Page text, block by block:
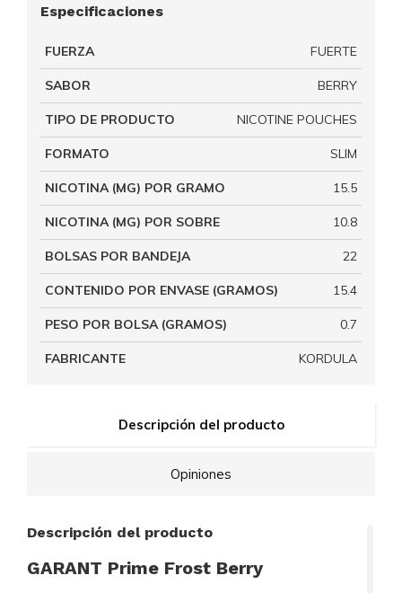
Descripción del producto
Opiniones
Descripción del producto
GARANT Prime Frost Berry
Especificaciones
FUERZA FUERTE
SABOR BERRY
TIPO DE PRODUCTO NICOTINE POUCHES
FORMATO SLIM
NICOTINA (MG) POR GRAMO 15.5
NICOTINA (MG) POR SOBRE 10.8
BOLSAS POR BANDEJA 22
CONTENIDO POR ENVASE (GRAMOS) 15.4
PESO POR BOLSA (GRAMOS) 0.7
FABRICANTE KORDULA